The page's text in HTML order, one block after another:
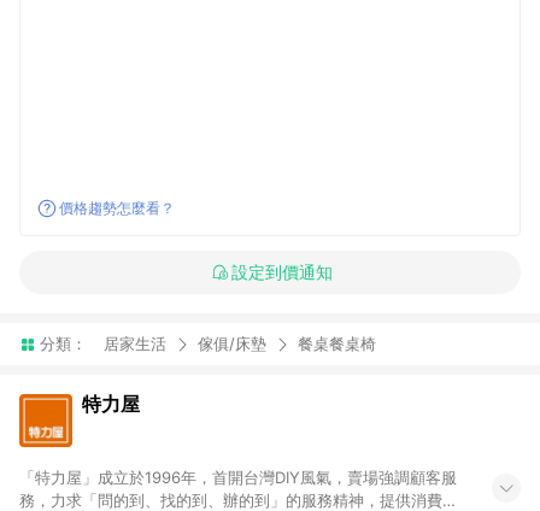
價格趨勢怎麼看？
設定到價通知
分類： 居家生活 傢俱/床墊 餐桌餐桌椅
特力屋
「特力屋」成立於1996年，首開台灣DIY風氣，賣場強調顧客服
務，力求「問的到、找的到、辦的到」的服務精神，提供消費者